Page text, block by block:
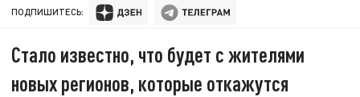
ПОДПИШИТЕСЬ:
Стало известно, что будет с жителями
новых регионов, которые откажутся